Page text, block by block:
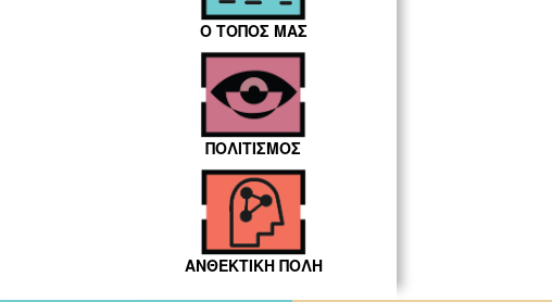
Ο ΤΟΠΟΣ ΜΑΣ
ΠΟΛΙΤΙΣΜΟΣ
ΑΝΘΕΚΤΙΚΗ ΠΟΛΗ